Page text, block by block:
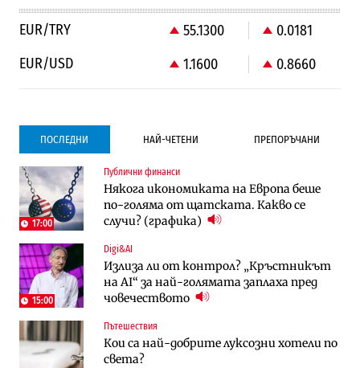
EUR/TRY 55.1300
0.0181
EUR/USD
1.1600 0.8660
ПОСЛЕДНИ НАЙ-ЧЕТЕНИ ПРЕПОРЪЧАНИ
17:00
Публични финанси
Някога икономиката на Европа беше
по-голяма от щатската. Какво се
случи? (графика)
15:00
Digi&AI
Излиза ли от контрол? „Кръстникът
на AI“ за най-голямата заплаха пред
човечеството
Пътешествия
Кои са най-добрите луксозни хотели по
света?
Градоустройство
Столична община избра изпълнител за
преместването на трамвайното
трасе по бул. „Скобелев“
Компании
Vivacom предлага над 150 устройства с
90% отстъпка през август
Компании
„Ендуросат“ ще строи огромен
космически и отбранителен център в
Компании
Vivacom предлага над 150 устройства с
90% отстъпка през август
Градоустройство
Столична община избра изпълнител за
преместването на трамвайното
трасе по бул. „Скобелев“
Енергетика
Държавният ТЕЦ „Марица изток 2“
работи с 5 блока